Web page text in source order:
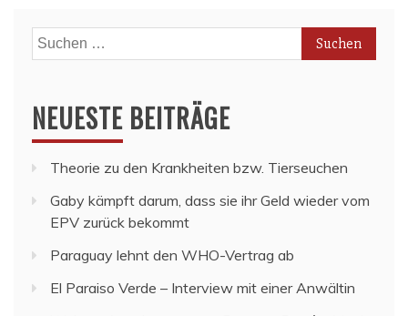
Suchen
nach:
NEUESTE BEITRÄGE
Theorie zu den Krankheiten bzw. Tierseuchen
Gaby kämpft darum, dass sie ihr Geld wieder vom
EPV zurück bekommt
Paraguay lehnt den WHO-Vertrag ab
El Paraiso Verde – Interview mit einer Anwältin